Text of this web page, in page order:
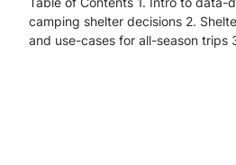
camping shelter decisions 2.
and use-cases for all-season trips